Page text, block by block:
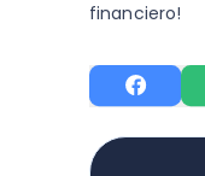
financiero!